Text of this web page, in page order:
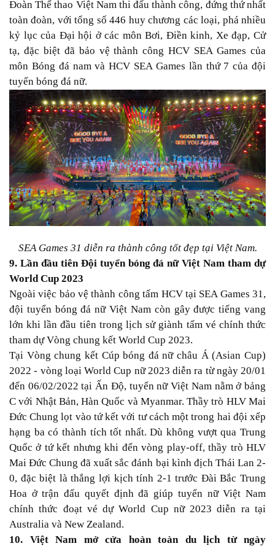
Đoàn Thể thao Việt Nam thi đấu thành công, đứng thứ nhất
toàn đoàn, với tổng số 446 huy chương các loại, phá nhiều
kỷ lục của Đại hội ở các môn Bơi, Điền kinh, Xe đạp, Cử
tạ, đặc biệt đã bảo vệ thành công HCV SEA Games của
môn Bóng đá nam và HCV SEA Games lần thứ 7 của đội
tuyển bóng đá nữ.
SEA Games 31 diễn ra thành công tốt đẹp tại Việt Nam.
9. Lần đầu tiên Đội tuyển bóng đá nữ Việt Nam tham dự
World Cup 2023
Ngoài việc bảo vệ thành công tấm HCV tại SEA Games 31,
đội tuyển bóng đá nữ Việt Nam còn gây được tiếng vang
lớn khi lần đầu tiên trong lịch sử giành tấm vé chính thức
tham dự Vòng chung kết World Cup 2023.
Tại Vòng chung kết Cúp bóng đá nữ châu Á (Asian Cup)
2022 - vòng loại World Cup nữ 2023 diễn ra từ ngày 20/01
đến 06/02/2022 tại Ấn Độ, tuyển nữ Việt Nam nằm ở bảng
C với Nhật Bản, Hàn Quốc và Myanmar. Thầy trò HLV Mai
Đức Chung lọt vào tứ kết với tư cách một trong hai đội xếp
hạng ba có thành tích tốt nhất. Dù không vượt qua Trung
Quốc ở tứ kết nhưng khi đến vòng play-off, thầy trò HLV
Mai Đức Chung đã xuất sắc đánh bại kình địch Thái Lan 2-
0, đặc biệt là thắng lợi kịch tính 2-1 trước Đài Bắc Trung
Hoa ở trận đấu quyết định đã giúp tuyển nữ Việt Nam
chính thức đoạt vé dự World Cup nữ 2023 diễn ra tại
Australia và New Zealand.
10. Việt Nam mở cửa hoàn toàn du lịch từ ngày